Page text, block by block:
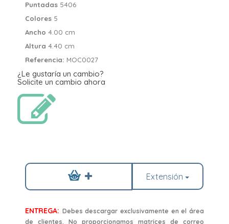
Puntadas 5406
Colores 5
Ancho4.00 cm
Altura4.40 cm
Referencia: MOC0027
¿Le gustaría un cambio?
Solicite un cambio ahora
Extensión
ENTREGA: Debes descargar exclusivamente en el área
de clientes. No proporcionamos matrices de correo